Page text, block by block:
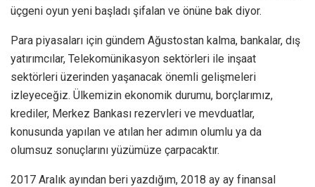
üçgeni oyun yeni başladı şifalan ve önüne bak diyor.
Para piyasaları için gündem Ağustostan kalma, bankalar, dış
yatırımcılar, Telekomünikasyon sektörleri ile inşaat
sektörleri üzerinden yaşanacak önemli gelişmeleri
izleyeceğiz. Ülkemizin ekonomik durumu, borçlarımız,
krediler, Merkez Bankası rezervleri ve mevduatlar,
konusunda yapılan ve atılan her adımın olumlu ya da
olumsuz sonuçlarını yüzümüze çarpacaktır.
2017 Aralık ayından beri yazdığım, 2018 ay ay finansal